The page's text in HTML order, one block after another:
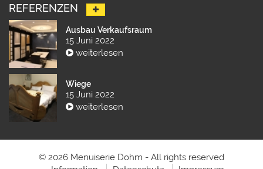
REFERENZEN
Ausbau Verkaufsraum
15 Juni 2022
weiterlesen
Wiege
15 Juni 2022
weiterlesen
© 2026 Menuiserie Dohm - All rights reserved